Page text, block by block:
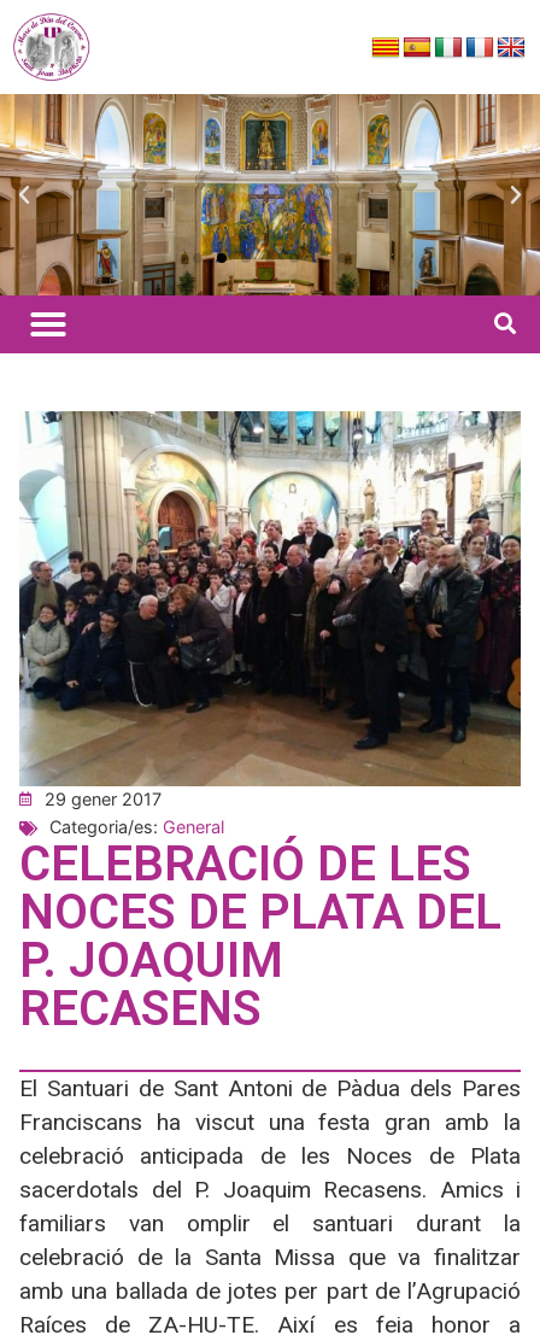
29 gener 2017
Categoria/es: General
CELEBRACIÓ DE LES
NOCES DE PLATA DEL
P. JOAQUIM
RECASENS
El Santuari de Sant Antoni de Pàdua dels Pares
Franciscans ha viscut una festa gran amb la
celebració anticipada de les Noces de Plata
sacerdotals del P. Joaquim Recasens. Amics i
familiars van omplir el santuari durant la
celebració de la Santa Missa que va finalitzar
amb una ballada de jotes per part de l’Agrupació
Raíces de ZA-HU-TE. Així es feia honor a